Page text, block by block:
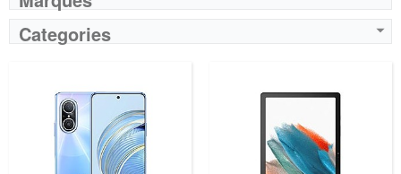
Categories